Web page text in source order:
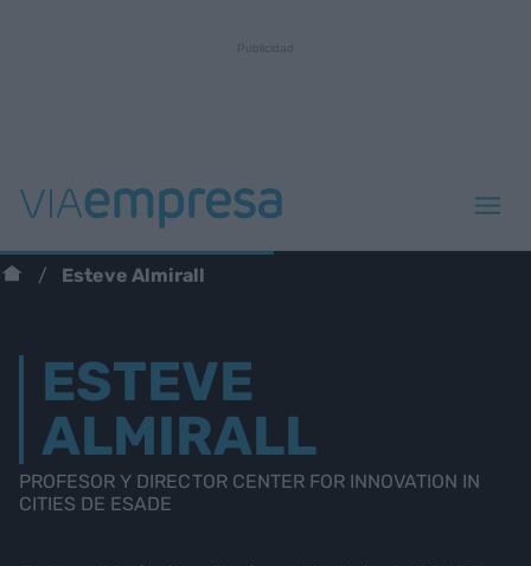
Esteve Almirall
ESTEVE
ALMIRALL
PROFESOR Y DIRECTOR CENTER FOR INNOVATION IN
CITIES DE ESADE